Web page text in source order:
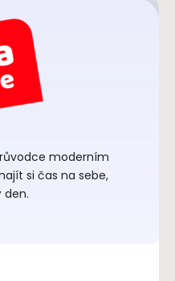
moderním
si čas na sebe,
den.